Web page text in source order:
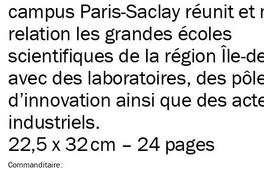
campus Paris-Saclay réunit et
relation les grandes écoles
scientifiques de la région Île-
avec des laboratoires, des
d’innovation ainsi que des
industriels.
22,5 x 32 cm – 24 pages
Commanditaire: